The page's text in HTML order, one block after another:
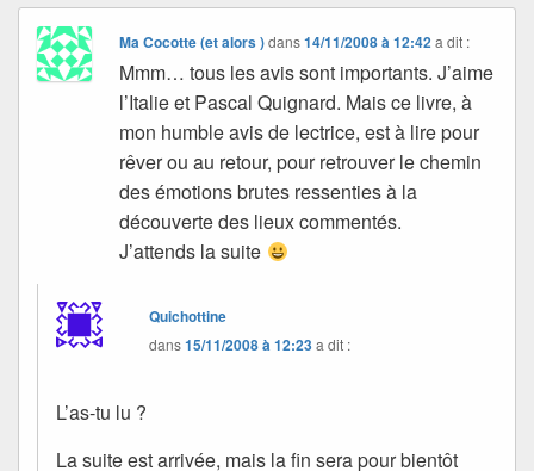
Ma Cocotte (et alors )dans14/11/2008 à 12:42 a dit :
Mmm… tous les avis sont importants. J’aime
l’Italie et Pascal Quignard. Mais ce livre, à
mon humble avis de lectrice, est à lire pour
rêver ou au retour, pour retrouver le chemin
des émotions brutes ressenties à la
découverte des lieux commentés.
J’attends la suite
Quichottine
dans15/11/2008 à 12:23a dit :
L’as-tu lu ?
La suite est arrivée, mais la fin sera pour bientôt